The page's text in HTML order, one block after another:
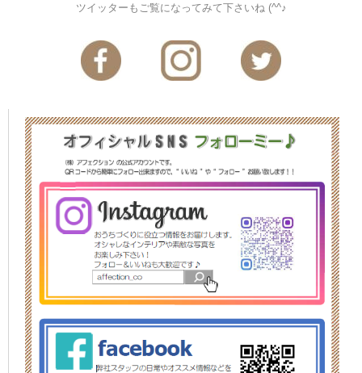
ツイッターもご覧になってみて下さいね (^^♪